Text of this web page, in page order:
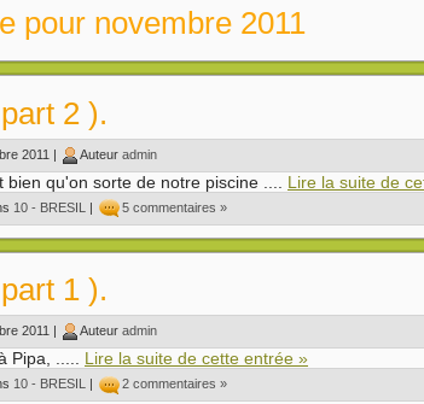
pour novembre 2011
2 ).
2011 | Auteur admin
bien qu'on sorte de notre piscine .... Lire la suite de
10 - BRESIL | 5 commentaires »
1 ).
2011 | Auteur admin
Pipa, ..... Lire la suite de cette entrée »
10 - BRESIL | 2 commentaires »